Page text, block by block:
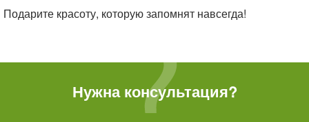
Подарите красоту, которую запомнят навсегда!
Нужна консультация?